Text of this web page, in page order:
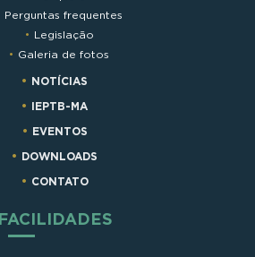
Perguntas frequentes
Legislação
Galeria de fotos
NOTÍCIAS
IEPTB-MA
EVENTOS
DOWNLOADS
CONTATO
FACILIDADES